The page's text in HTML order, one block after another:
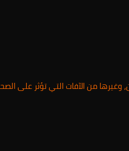
من الآفات التي تؤثر على